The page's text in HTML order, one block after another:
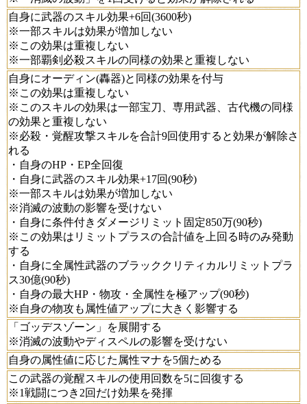
自身に武器のスキル効果+6回(3600秒)
※一部スキルは効果が増加しない
※この効果は重複しない
※一部覇剣必殺スキルの同様の効果と重複しない
自身にオーディン(轟器)と同様の効果を付与
※この効果は重複しない
※このスキルの効果は一部宝刀、専用武器、古代機の同様
の効果と重複しない
※必殺・覚醒攻撃スキルを合計9回使用すると効果が解除さ
れる
・自身のHP・EP全回復
・自身に武器のスキル効果+17回(90秒)
※一部スキルは効果が増加しない
※消滅の波動の影響を受けない
・自身に条件付きダメージリミット固定850万(90秒)
※この効果はリミットプラスの合計値を上回る時のみ発動
する
・自身に全属性武器のブラッククリティカルリミットプラ
ス30億(90秒)
・自身の最大HP・物攻・全属性を極アップ(90秒)
※自身の物攻も属性値アップに大きく影響する
「ゴッデスゾーン」を展開する
※消滅の波動やディスペルの影響を受けない
自身の属性値に応じた属性マナを5個ためる
この武器の覚醒スキルの使用回数を5に回復する
※1戦闘につき2回だけ効果を発揮